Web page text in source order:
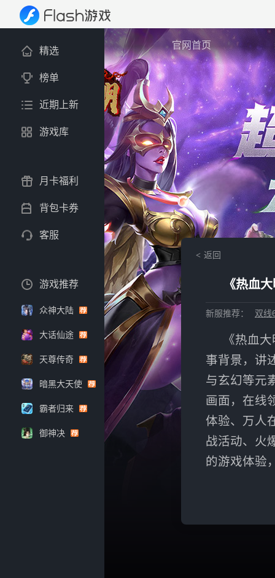
官网首页
返回
《热血
新服推荐： 双线
《热血
事背景，讲
与玄幻等元
画面，在线
体验、万人
战活动、火
的游戏体验
精选
榜单
近期上新
游戏库
月卡福利
背包卡券
客服
游戏推荐
众神大陆
大话仙途
天尊传奇
暗黑大天使
霸者归来
御神决